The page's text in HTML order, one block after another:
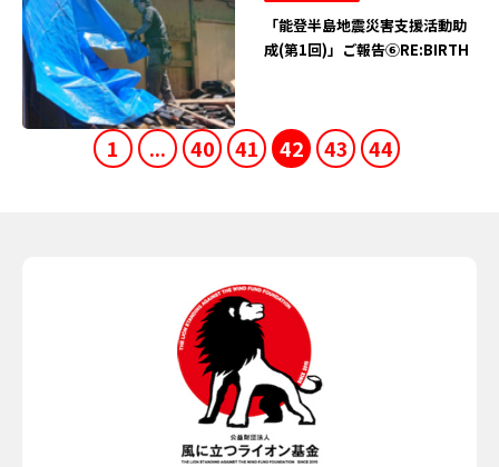
「能登半島地震災害支援活動助
成(第1回)」ご報告⑥RE:BIRTH
1 ... 40 41 42 43 44